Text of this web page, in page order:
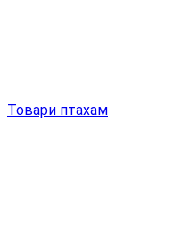
Товари птахам